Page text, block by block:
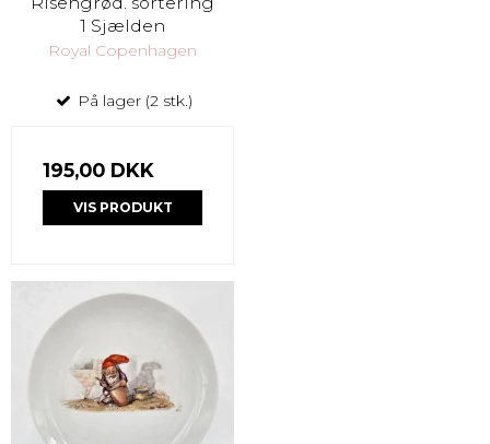
1 Sjælden
Royal Copenhagen
På lager (2 stk.)
195,00 DKK
VIS PRODUKT